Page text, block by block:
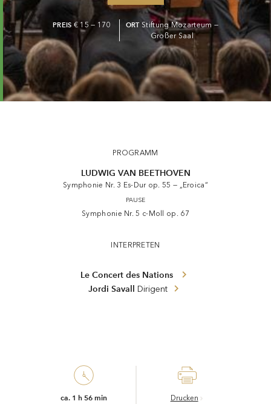
PREIS € 15 — 170 ORT Stiftung Mozarteum —
Großer Saal
PROGRAMM
LUDWIG VAN BEETHOVEN
Symphonie Nr. 3 Es-Dur op. 55 — „Eroica“
PAUSE
Symphonie Nr. 5 c-Moll op. 67
INTERPRETEN
Le Concert des Nations
Jordi Savall Dirigent
ca. 1 h 56 min Drucken